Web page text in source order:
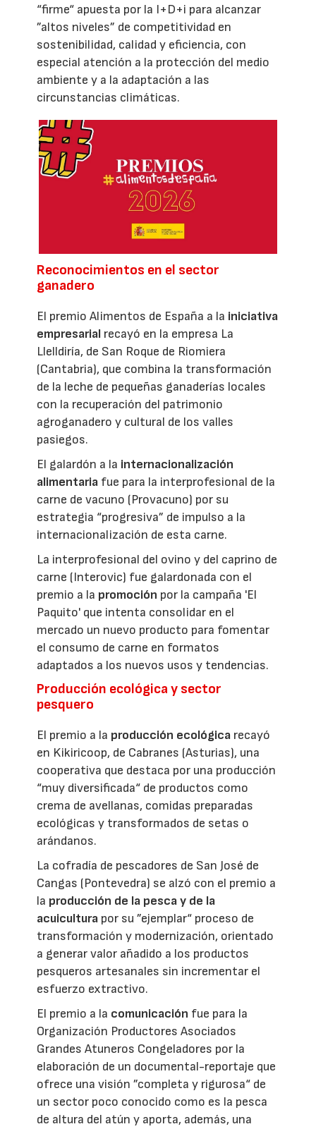
“firme“ apuesta por la I+D+i para alcanzar
”altos niveles” de competitividad en
sostenibilidad, calidad y eficiencia, con
especial atención a la protección del medio
ambiente y a la adaptación a las
circunstancias climáticas.
Reconocimientos en el sector
ganadero
El premio Alimentos de España a la iniciativa
empresarial recayó en la empresa La
Llelldiría, de San Roque de Riomiera
(Cantabria), que combina la transformación
de la leche de pequeñas ganaderías locales
con la recuperación del patrimonio
agroganadero y cultural de los valles
pasiegos.
El galardón a la internacionalización
alimentaria fue para la interprofesional de la
carne de vacuno (Provacuno) por su
estrategia “progresiva” de impulso a la
internacionalización de esta carne.
La interprofesional del ovino y del caprino de
carne (Interovic) fue galardonada con el
premio a la promoción por la campaña 'El
Paquito' que intenta consolidar en el
mercado un nuevo producto para fomentar
el consumo de carne en formatos
adaptados a los nuevos usos y tendencias.
Producción ecológica y sector
pesquero
El premio a la producción ecológica recayó
en Kikiricoop, de Cabranes (Asturias), una
cooperativa que destaca por una producción
“muy diversificada“ de productos como
crema de avellanas, comidas preparadas
ecológicas y transformados de setas o
arándanos.
La cofradía de pescadores de San José de
Cangas (Pontevedra) se alzó con el premio a
la producción de la pesca y de la
acuicultura por su ”ejemplar“ proceso de
transformación y modernización, orientado
a generar valor añadido a los productos
pesqueros artesanales sin incrementar el
esfuerzo extractivo.
El premio a la comunicación fue para la
Organización Productores Asociados
Grandes Atuneros Congeladores por la
elaboración de un documental-reportaje que
ofrece una visión ”completa y rigurosa“ de
un sector poco conocido como es la pesca
de altura del atún y aporta, además, una